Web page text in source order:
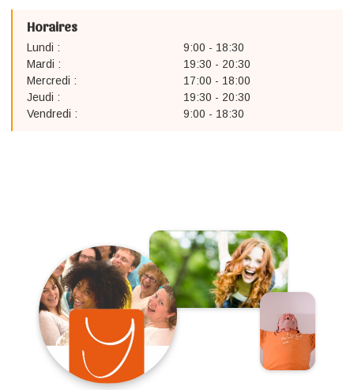
Horaires
Lundi :
9:00 - 18:30
Mardi :
19:30 - 20:30
Mercredi :
17:00 - 18:00
Jeudi :
19:30 - 20:30
Vendredi :
9:00 - 18:30